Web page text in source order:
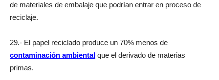
de materiales de embalaje que podrían entrar en proceso de
reciclaje.
29.- El papel reciclado produce un 70% menos de
contaminación ambiental que el derivado de materias
primas.